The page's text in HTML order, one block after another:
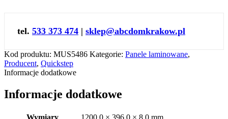
tel. 533 373 474 | sklep@abcdomkrakow.pl
Kod produktu: MUS5486 Kategorie: Panele laminowane,
Producent, Quickstep
Informacje dodatkowe
Informacje dodatkowe
Wymiary 1200,0 × 396,0 × 8,0 mm